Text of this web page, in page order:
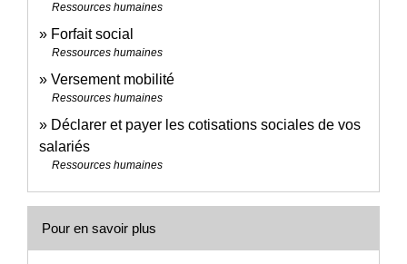
Ressources humaines
Forfait social
Ressources humaines
Versement mobilité
Ressources humaines
Déclarer et payer les cotisations sociales de vos
salariés
Ressources humaines
Pour en savoir plus